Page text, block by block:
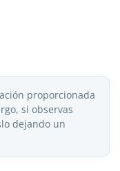
proporcionada
si observas
dejando un